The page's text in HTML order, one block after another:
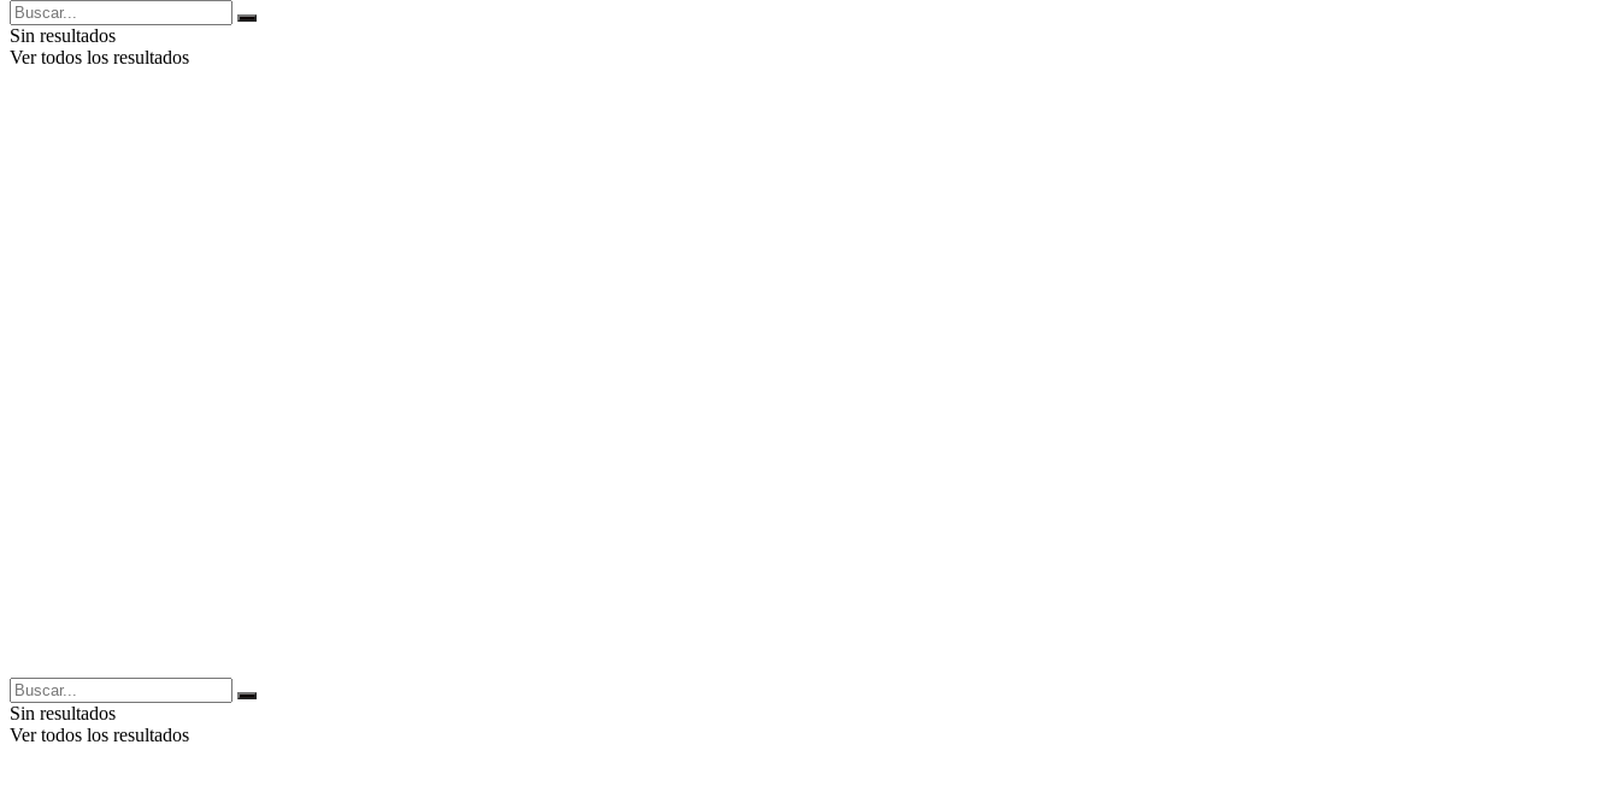
Sin resultados
Ver todos los resultados
Sin resultados
Ver todos los resultados